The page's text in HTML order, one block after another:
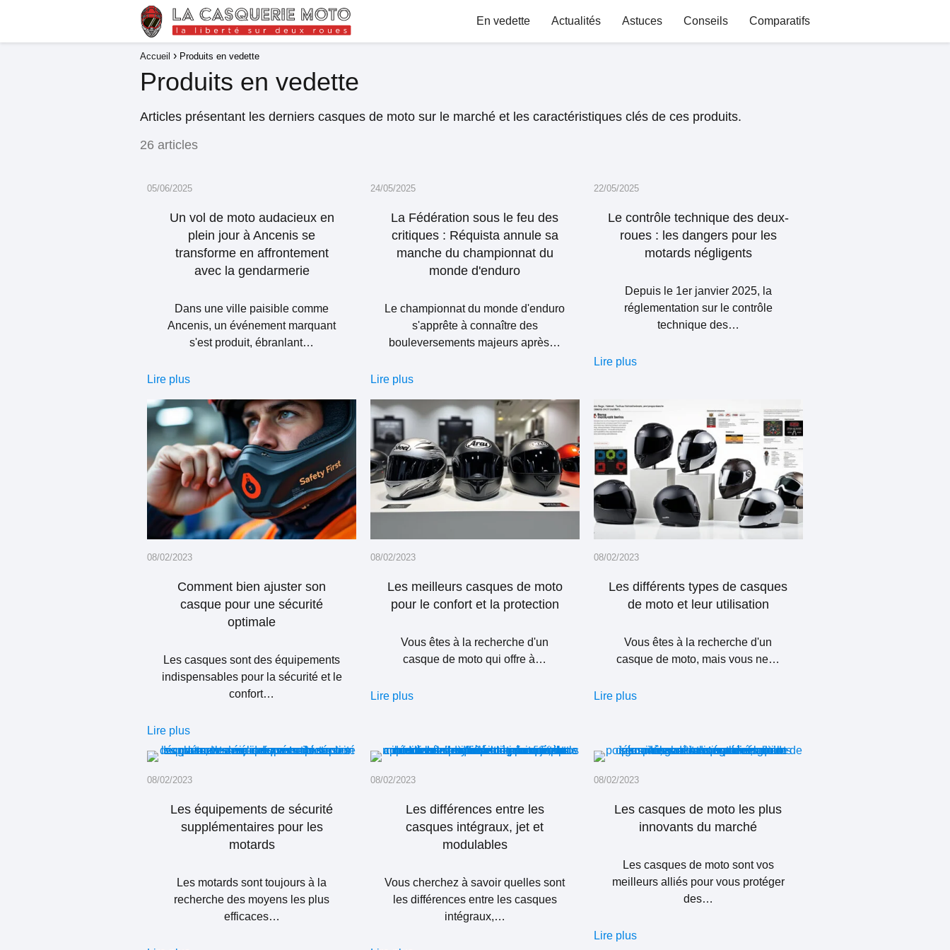
En vedette Actualités Astuces Conseils Comparatifs
Accueil Produits en vedette
Produits en vedette
Articles présentant les derniers casques de moto sur le marché et les caractéristiques clés de ces produits.
26 articles
05/06/2025
Un vol de moto audacieux en
plein jour à Ancenis se
transforme en affrontement
avec la gendarmerie
Dans une ville paisible comme
Ancenis, un événement marquant
s'est produit, ébranlant…
Lire plus
24/05/2025
La Fédération sous le feu des
critiques : Réquista annule sa
manche du championnat du
monde d'enduro
Le championnat du monde d'enduro
s'apprête à connaître des
bouleversements majeurs après…
Lire plus
22/05/2025
Le contrôle technique des deux-
roues : les dangers pour les
motards négligents
Depuis le 1er janvier 2025, la
réglementation sur le contrôle
technique des…
Lire plus
08/02/2023
Comment bien ajuster son
casque pour une sécurité
optimale
Les casques sont des équipements
indispensables pour la sécurité et le
confort…
Lire plus
08/02/2023
Les meilleurs casques de moto
pour le confort et la protection
Vous êtes à la recherche d'un
casque de moto qui offre à…
Lire plus
08/02/2023
Les différents types de casques
de moto et leur utilisation
Vous êtes à la recherche d'un
casque de moto, mais vous ne…
Lire plus
08/02/2023
Les équipements de sécurité
supplémentaires pour les
motards
Les motards sont toujours à la
recherche des moyens les plus
efficaces…
08/02/2023
Les différences entre les
casques intégraux, jet et
modulables
Vous cherchez à savoir quelles sont
les différences entre les casques
intégraux,…
08/02/2023
Les casques de moto les plus
innovants du marché
Les casques de moto sont vos
meilleurs alliés pour vous protéger
des…
Lire plus